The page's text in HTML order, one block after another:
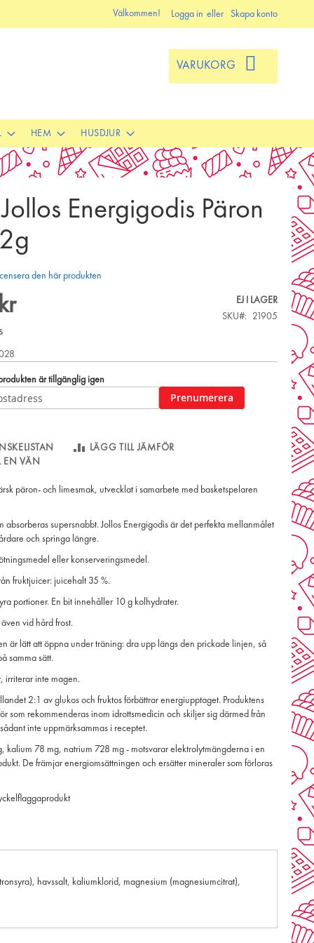
Välkommen! Logga in Skapa konto
VARUKORG
HEM HUSDJUR
Energigodis Päron
den här produkten
EJ I LAGER
SKU
21905
är tillgänglig igen
Prenumerera
LÄGG TILL JÄMFÖR
EN VÄN
päron- och limesmak, utvecklat i samarbete med basketspelaren
absorberas supersnabbt. Jollos Energigodis är det perfekta mellanmålet
och springa längre.
eller konserveringsmedel.
fruktjuicer: juicehalt 35 %.
portioner. En bit innehåller 10 g kolhydrater.
vid hård frost.
är lätt att öppna under träning: dra upp längs den prickade linjen, så
samma sätt.
irriterar inte magen.
2:1 av glukos och fruktos förbättrar energiupptaget. Produktens
som rekommenderas inom idrottsmedicin och skiljer sig därmed från
inte uppmärksammas i receptet.
kalium 78 mg, natrium 728 mg - motsvarar elektrolytmängderna i en
De främjar energiomsättningen och ersätter mineraler som förloras
havssalt, kaliumklorid, magnesium (magnesiumcitrat),